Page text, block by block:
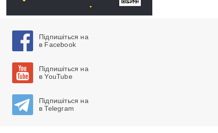
Підпишіться на
в Facebook
Підпишіться на
в YouTube
Підпишіться на
в Telegram